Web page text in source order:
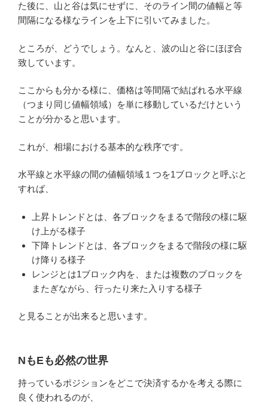
た後に、山と谷は気にせずに、そのライン間の値幅と等
間隔になる様なラインを上下に引いてみました。
ところが、どうでしょう。なんと、波の山と谷にほぼ合
致しています。
ここからも分かる様に、価格は等間隔で結ばれる水平線
（つまり同じ値幅領域）を単に移動しているだけという
ことが分かると思います。
これが、相場における基本的な秩序です。
水平線と水平線の間の値幅領域１つを1ブロックと呼ぶと
すれば、
上昇トレンドとは、各ブロックをまるで階段の様に駆
け上がる様子
下降トレンドとは、各ブロックをまるで階段の様に駆
け降りる様子
レンジとは1ブロック内を、または複数のブロックを
またぎながら、行ったり来た入りする様子
と見ることが出来ると思います。
NもEも必然の世界
持っているポジションをどこで決済するかを考える際に
良く使われるのが、